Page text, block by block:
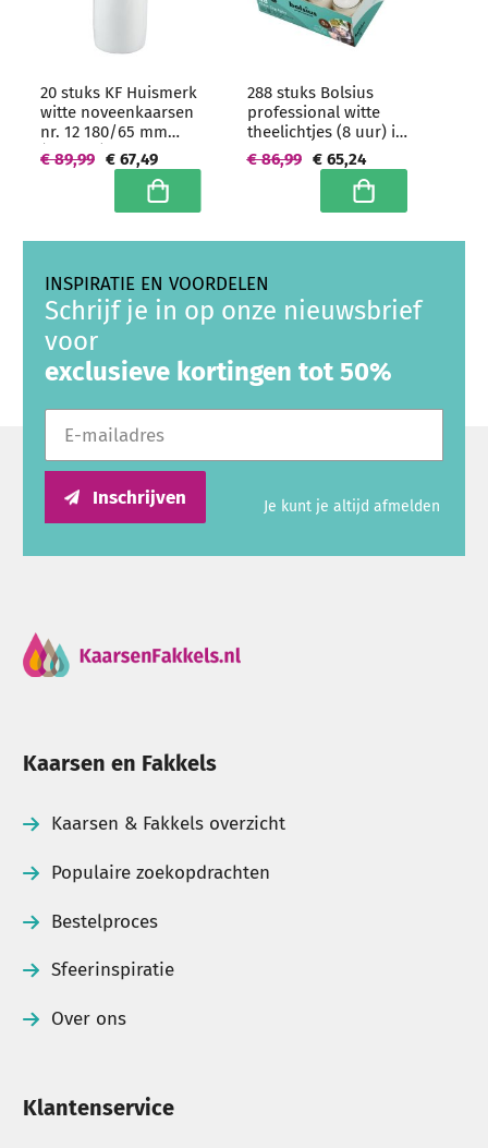
20 stuks KF Huismerk
witte noveenkaarsen
nr. 12 180/65 mm
(216 uur) -
grootverpakking
€ 67,49
€ 89,99
In winkelwagen
288 stuks Bolsius
professional witte
theelichtjes (8 uur) in
transparante clear
cups -
grootverpakking
€ 65,24
€ 86,99
In winkelwagen
INSPIRATIE EN VOORDELEN
Schrijf je in op onze nieuwsbrief
voor
exclusieve kortingen tot 50%
Inschrijven Je kunt je altijd afmelden
Kaarsen en Fakkels
Kaarsen & Fakkels overzicht
Populaire zoekopdrachten
Bestelproces
Sfeerinspiratie
Over ons
Klantenservice